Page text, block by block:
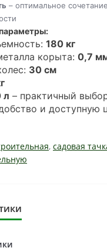
– оптимальное
180 кг
корыта: 0,7
30 см
л – практичный
и доступную
, садовая